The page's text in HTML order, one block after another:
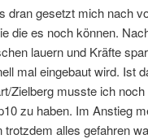
dran gesetzt mich nach
die es noch können.
lauern und Kräfte
mal eingebaut wird. Ist
Zielberg musste ich
zu haben. Im Anstieg
alles gefahren